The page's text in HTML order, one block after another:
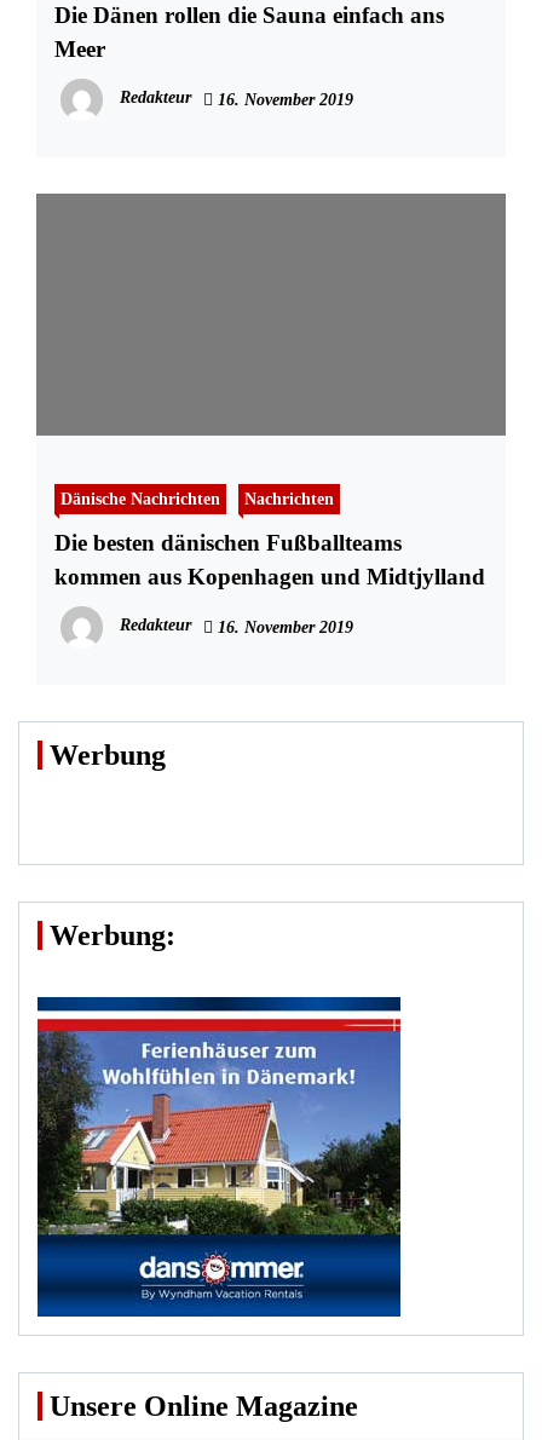
Die Dänen rollen die Sauna einfach ans
Meer
Redakteur 16. November 2019
Dänische Nachrichten Nachrichten
Die besten dänischen Fußballteams
kommen aus Kopenhagen und Midtjylland
Redakteur 16. November 2019
Werbung
Werbung:
Unsere Online Magazine